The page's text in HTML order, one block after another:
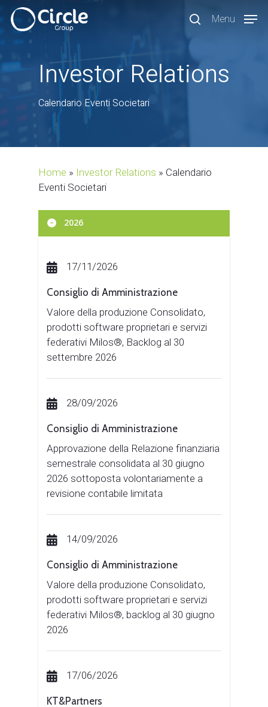
Skip
search
Menu
Investor Relations
Calendario Eventi Societari
Home » Investor Relations » Calendario
Eventi Societari
2026
17/11/2026
Consiglio di Amministrazione
Valore della produzione Consolidato,
prodotti software proprietari e servizi
federativi Milos®, Backlog al 30
settembre 2026
28/09/2026
Consiglio di Amministrazione
Approvazione della Relazione finanziaria
semestrale consolidata al 30 giugno
2026 sottoposta volontariamente a
revisione contabile limitata
14/09/2026
Consiglio di Amministrazione
Valore della produzione Consolidato,
prodotti software proprietari e servizi
federativi Milos®, backlog al 30 giugno
2026
17/06/2026
KT&Partners